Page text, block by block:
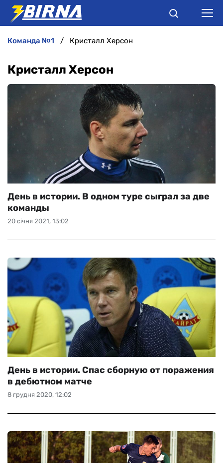
АНАЛІТИКА
ІНТЕРВ'Ю
РІЗНЕ
БУКМЕКЕРИ
команда №1 Кристалл Херсон
Кристалл Херсон
20 січня 2021, 13:02
День в истории. В одном туре сыграл за две
команды
8 грудня 2020, 12:02
День в истории. Спас сборную от поражения
в дебютном матче